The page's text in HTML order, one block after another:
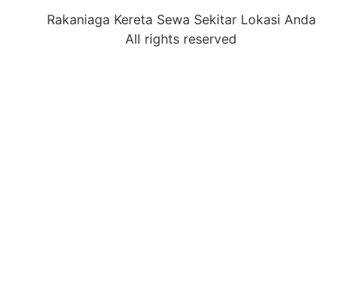
Rakaniaga Kereta Sewa Sekitar Lokasi Anda
All rights reserved